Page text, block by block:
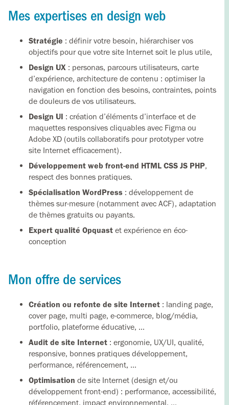
Mes expertises en design web
Stratégie : définir votre besoin, hiérarchiser vos
objectifs pour que votre site Internet soit le plus utile,
Design UX : personas, parcours utilisateurs, carte
d’expérience, architecture de contenu : optimiser la
navigation en fonction des besoins, contraintes, points
de douleurs de vos utilisateurs.
Design UI : création d’éléments d’interface et de
maquettes responsives cliquables avec Figma ou
Adobe XD (outils collaboratifs pour prototyper votre
site Internet efficacement).
Développement web front-end HTML CSS JS PHP,
respect des bonnes pratiques.
Spécialisation WordPress : développement de
thèmes sur-mesure (notamment avec ACF), adaptation
de thèmes gratuits ou payants.
Expert qualité Opquast et expérience en éco-
conception
Mon offre de services
Création ou refonte de site Internet : landing page,
cover page, multi page, e-commerce, blog/média,
portfolio, plateforme éducative, …
Audit de site Internet : ergonomie, UX/UI, qualité,
responsive, bonnes pratiques développement,
performance, référencement, …
Optimisation de site Internet (design et/ou
développement front-end) : performance, accessibilité,
référencement, impact environnemental, …